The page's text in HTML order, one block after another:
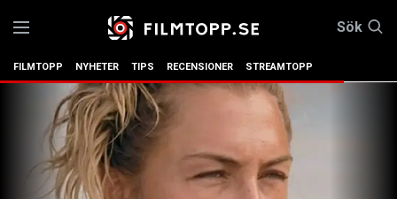
Sök
FILMTOPP NYHETER TIPS RECENSIONER STREAMTOPP